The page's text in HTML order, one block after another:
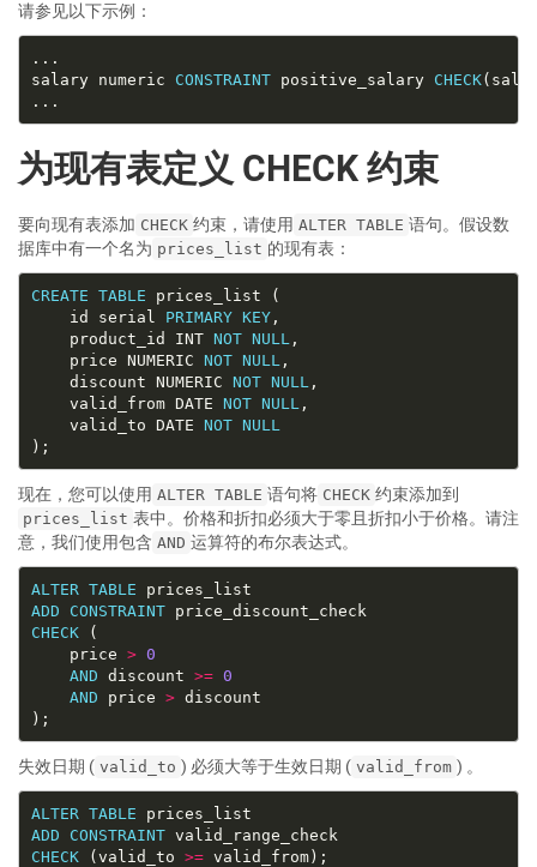
请参见以下示例：
salary numeric CONSTRAINT positive_salary CHECK
为现有表定义 CHECK 约束
要向现有表添加 CHECK 约束，请使用 ALTER TABLE 语句。假设数
据库中有一个名为 prices_list 的现有表：
CREATE TABLE
	id serial
PRIMARY KEY
	product_id INT
NOT NULL
	price NUMERIC
NOT NULL
	discount NUMERIC
NOT NULL
	valid_from DATE
NOT NULL
	valid_to DATE
NOT NULL
现在，您可以使用 ALTER TABLE 语句将 CHECK 约束添加到
prices_list 表中。价格和折扣必须大于零且折扣小于价格。请注
意，我们使用包含 AND 运算符的布尔表达式。
ALTER TABLE
ADD
CONSTRAINT
CHECK
	price
> 0
AND discount >= 0
AND price >
失效日期 ( valid_to ) 必须大等于生效日期 ( valid_from ) 。
ALTER TABLE
ADD
CONSTRAINT
CHECK (valid_to >=